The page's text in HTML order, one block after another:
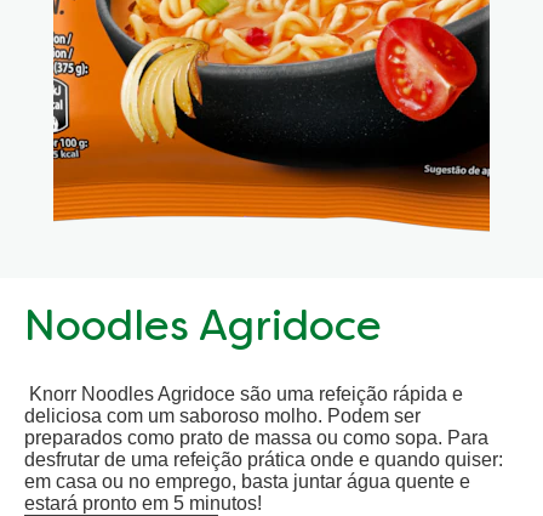
Noodles Agridoce
Knorr Noodles Agridoce são uma refeição rápida e
deliciosa com um saboroso molho. Podem ser
preparados como prato de massa ou como sopa. Para
desfrutar de uma refeição prática onde e quando quiser:
em casa ou no emprego, basta juntar água quente e
estará pronto em 5 minutos!